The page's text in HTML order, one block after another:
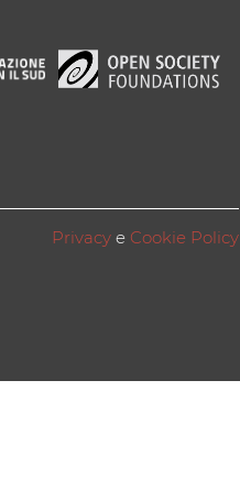
Privacy e Cookie Policy